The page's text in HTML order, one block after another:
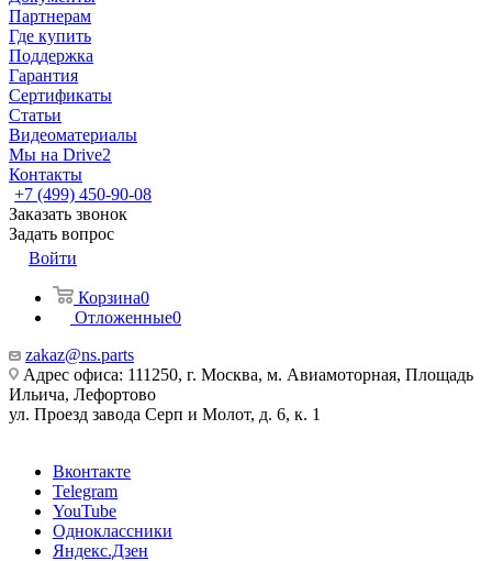
Партнерам
Где купить
Поддержка
Гарантия
Сертификаты
Статьи
Видеоматериалы
Мы на Drive2
Контакты
+7 (499) 450-90-08
Заказать звонок
Задать вопрос
Войти
Корзина0
Отложенные0
zakaz@ns.parts
Адрес офиса: 111250, г. Москва, м. Авиамоторная, Площадь
Ильича, Лефортово
ул. Проезд завода Серп и Молот, д. 6, к. 1
Вконтакте
Telegram
YouTube
Одноклассники
Яндекс.Дзен